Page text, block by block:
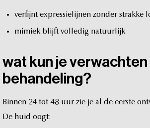
verfijnt expressielijnen zonder strakke
mimiek blijft volledig natuurlijk
wat kun je verwachten
behandeling?
Binnen 24 tot 48 uur zie je al de eerste
De huid oogt: